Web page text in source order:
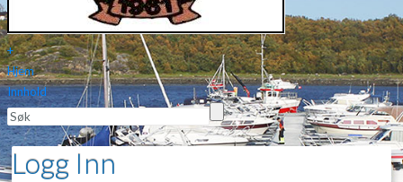
+
Hjem
Innhold
Logg Inn